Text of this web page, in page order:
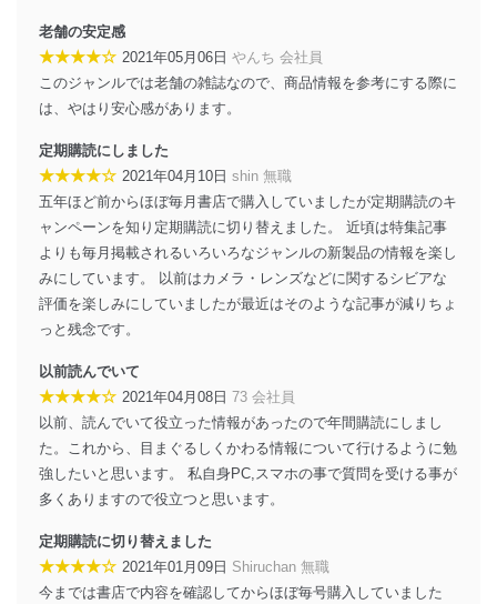
老舗の安定感
★★★★☆ 2021年05月06日 やんち 会社員
このジャンルでは老舗の雑誌なので、商品情報を参考にする際に
は、やはり安心感があります。
定期購読にしました
★★★★☆ 2021年04月10日 shin 無職
五年ほど前からほぼ毎月書店で購入していましたが定期購読のキ
ャンペーンを知り定期購読に切り替えました。 近頃は特集記事
よりも毎月掲載されるいろいろなジャンルの新製品の情報を楽し
みにしています。 以前はカメラ・レンズなどに関するシビアな
評価を楽しみにしていましたが最近はそのような記事が減りちょ
っと残念です。
以前読んでいて
★★★★☆ 2021年04月08日 73 会社員
以前、読んでいて役立った情報があったので年間購読にしまし
た。これから、目まぐるしくかわる情報について行けるように勉
強したいと思います。 私自身PC,スマホの事で質問を受ける事が
多くありますので役立つと思います。
定期購読に切り替えました
★★★★☆ 2021年01月09日 Shiruchan 無職
今までは書店で内容を確認してからほぼ毎号購入していました